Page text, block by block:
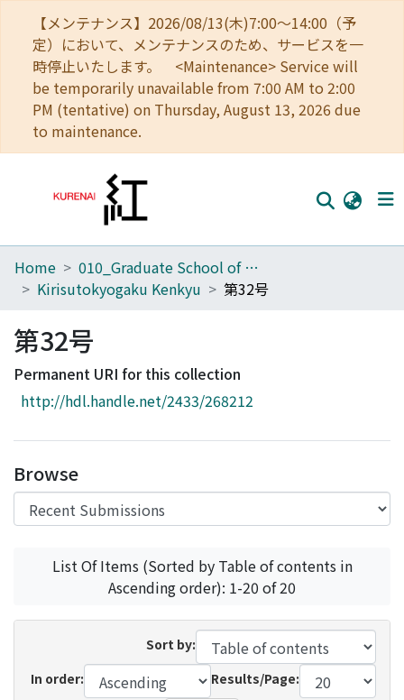
【メンテナンス】2026/08/13(木)7:00～14:00（予
定）において、メンテナンスのため、サービスを一
時停止いたします。 <Maintenance> Service will
be temporarily unavailable from 7:00 AM to 2:00
PM (tentative) on Thursday, August 13, 2026 due
to maintenance.
Home
Browse
Download Ranking
Access Statistics
Home
010_Graduate School of Letters
Kirisutokyogaku Kenkyu
第32号
第32号
Permanent URI for this collection
http://hdl.handle.net/2433/268212
Browse
List Of Items (Sorted by Table of contents in
Ascending order): 1-20 of 20
Sort by:
In order:
Results/Page: